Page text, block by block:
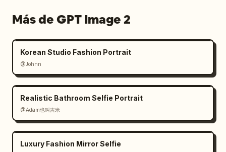
Más de GPT Image 2
Korean Studio Fashion Portrait
@Johnn
Realistic Bathroom Selfie Portrait
@Adam也叫吉米
Luxury Fashion Mirror Selfie